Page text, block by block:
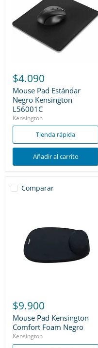
$4.090
Mouse Pad Estándar
Negro Kensington
L56001C
Kensington
Tienda rápida
Añadir al carrito
Comparar
$9.900
Mouse Pad Kensington
Comfort Foam Negro
Kensington